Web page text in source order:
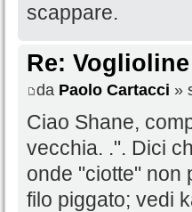
scappare.
Re:
da Paolo Cartacci »
Ciao Shane,
vecchia. .". Dici
onde "ciotte" non
filo piggato; vedi